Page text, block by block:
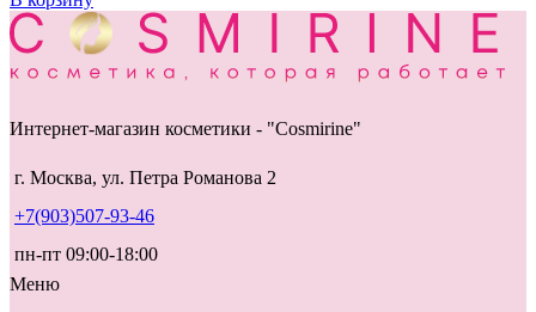
Интернет-магазин косметики - "Cosmirine"
г. Москва, ул. Петра Романова 2
+7(903)507-93-46
пн-пт 09:00-18:00
Меню